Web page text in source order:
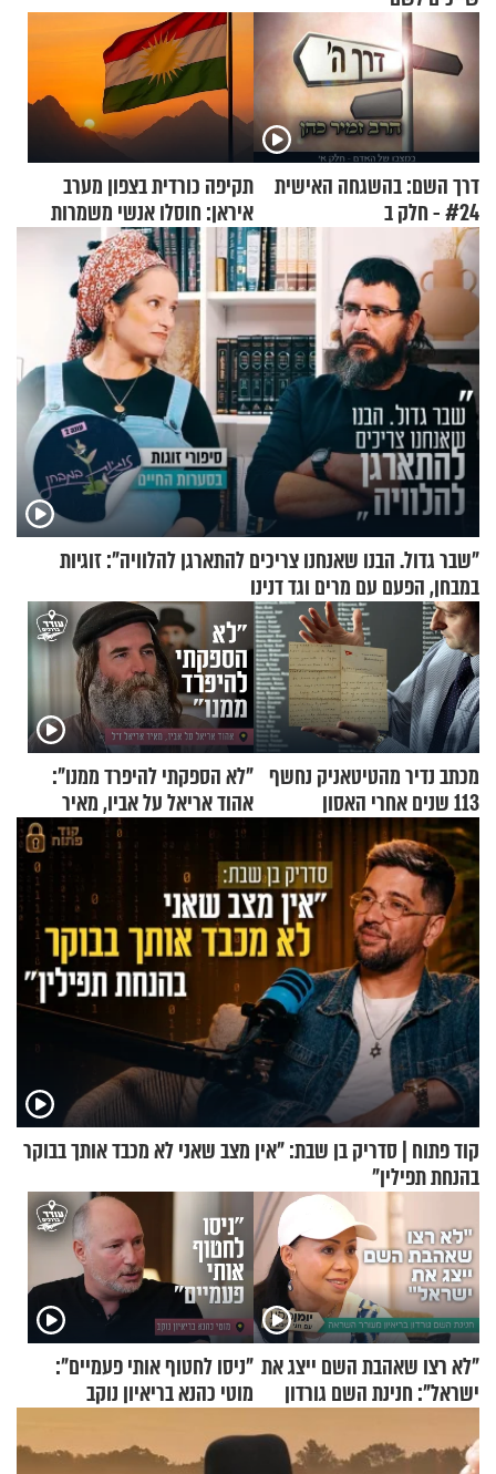
דרך השם: בהשגחה האישית
#24 - חלק ב
תקיפה כורדית בצפון מערב
איראן: חוסלו אנשי משמרות
המהפכה
"שבר גדול. הבנו שאנחנו צריכים להתארגן להלוויה": זוגיות
במבחן, הפעם עם מרים וגד דנינו
מכתב נדיר מהטיטאניק נחשף
113 שנים אחרי האסון
"לא הספקתי להיפרד ממנו":
אהוד אריאל על אביו, מאיר
אריאל ז"ל
קוד פתוח | סדריק בן שבת: "אין מצב שאני לא מכבד אותך בבוקר
בהנחת תפילין"
"לא רצו שאהבת השם ייצג את
ישראל": חנינת השם גורדון
"ניסו לחטוף אותי פעמיים":
מוטי כהנא בריאיון נוקב